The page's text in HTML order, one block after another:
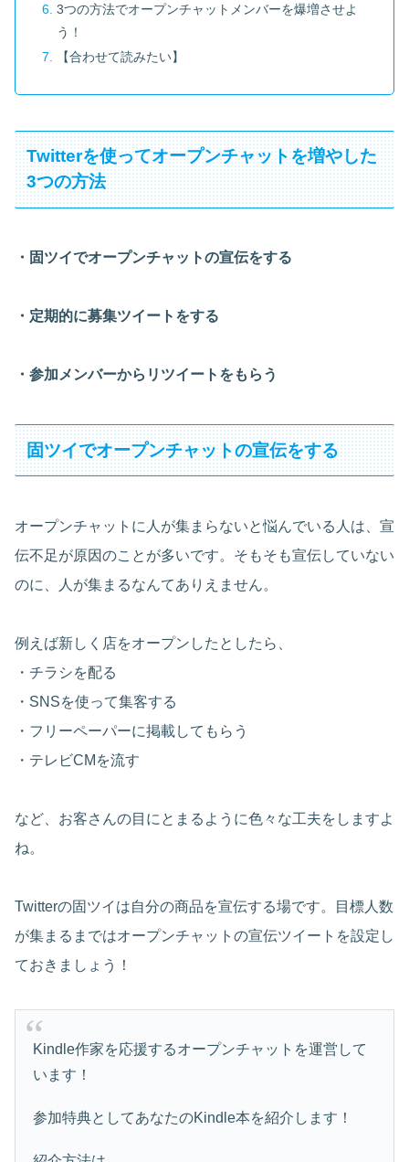
3つの方法でオープンチャットメンバーを爆増させよ
う！
【合わせて読みたい】
Twitterを使ってオープンチャットを増やした
3つの方法
・固ツイでオープンチャットの宣伝をする
・定期的に募集ツイートをする
・参加メンバーからリツイートをもらう
固ツイでオープンチャットの宣伝をする
オープンチャットに人が集まらないと悩んでいる人は、宣
伝不足が原因のことが多いです。そもそも宣伝していない
のに、人が集まるなんてありえません。
例えば新しく店をオープンしたとしたら、
・チラシを配る
・SNSを使って集客する
・フリーペーパーに掲載してもらう
・テレビCMを流す
など、お客さんの目にとまるように色々な工夫をしますよ
ね。
Twitterの固ツイは自分の商品を宣伝する場です。目標人数
が集まるまではオープンチャットの宣伝ツイートを設定し
ておきましょう！
Kindle作家を応援するオープンチャットを運営して
います！
参加特典としてあなたのKindle本を紹介します！